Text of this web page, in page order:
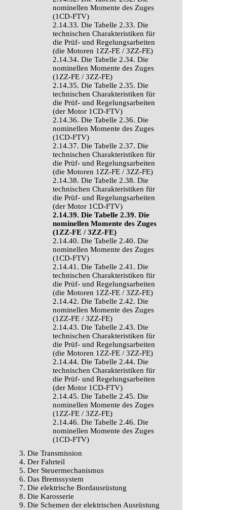
nominellen Momente des Zuges
(1CD-FTV)
2.14.33. Die Tabelle 2.33. Die
technischen Charakteristiken für
die Prüf- und Regelungsarbeiten
(die Motoren 1ZZ-FE / 3ZZ-FE)
2.14.34. Die Tabelle 2.34. Die
nominellen Momente des Zuges
(1ZZ-FE / 3ZZ-FE)
2.14.35. Die Tabelle 2.35. Die
technischen Charakteristiken für
die Prüf- und Regelungsarbeiten
(der Motor 1CD-FTV)
2.14.36. Die Tabelle 2.36. Die
nominellen Momente des Zuges
(1CD-FTV)
2.14.37. Die Tabelle 2.37. Die
technischen Charakteristiken für
die Prüf- und Regelungsarbeiten
(die Motoren 1ZZ-FE / 3ZZ-FE)
2.14.38. Die Tabelle 2.38. Die
technischen Charakteristiken für
die Prüf- und Regelungsarbeiten
(der Motor 1CD-FTV)
2.14.39. Die Tabelle 2.39. Die
nominellen Momente des Zuges
(1ZZ-FE / 3ZZ-FE)
2.14.40. Die Tabelle 2.40. Die
nominellen Momente des Zuges
(1CD-FTV)
2.14.41. Die Tabelle 2.41. Die
technischen Charakteristiken für
die Prüf- und Regelungsarbeiten
(die Motoren 1ZZ-FE / 3ZZ-FE)
2.14.42. Die Tabelle 2.42. Die
nominellen Momente des Zuges
(1ZZ-FE / 3ZZ-FE)
2.14.43. Die Tabelle 2.43. Die
technischen Charakteristiken für
die Prüf- und Regelungsarbeiten
(die Motoren 1ZZ-FE / 3ZZ-FE)
2.14.44. Die Tabelle 2.44. Die
technischen Charakteristiken für
die Prüf- und Regelungsarbeiten
(der Motor 1CD-FTV)
2.14.45. Die Tabelle 2.45. Die
nominellen Momente des Zuges
(1ZZ-FE / 3ZZ-FE)
2.14.46. Die Tabelle 2.46. Die
nominellen Momente des Zuges
(1CD-FTV)
3. Die Transmission
4. Der Fahrteil
5. Der Steuermechanismus
6. Das Bremssystem
7. Die elektrische Bordausrüstung
8. Die Karosserie
9. Die Schemen der elektrischen Ausrüstung